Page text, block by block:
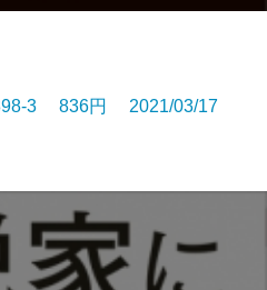
3 836円 2021/03/17